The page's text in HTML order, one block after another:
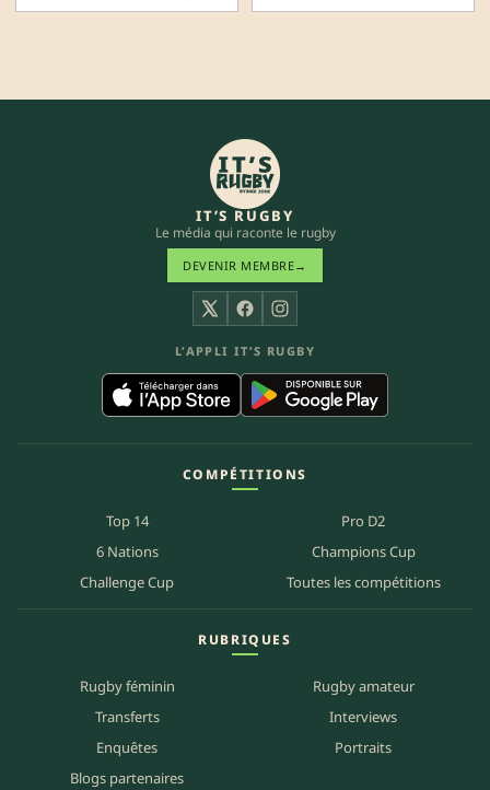
IT’S RUGBY
Le média qui raconte le rugby
DEVENIR MEMBRE→
X FacebookInstagram
L’APPLI IT’S RUGBY
COMPÉTITIONS
Top 14
Pro D2
6 Nations
Champions Cup
Challenge Cup
Toutes les compétitions
RUBRIQUES
Rugby féminin
Rugby amateur
Transferts
Interviews
Enquêtes
Portraits
Blogs partenaires